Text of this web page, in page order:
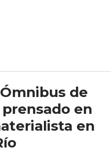
de
en
en